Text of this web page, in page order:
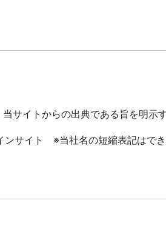
サイトからの出典である旨を明示
サイト ※当社名の短縮表記はでき